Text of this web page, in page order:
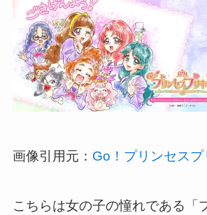
画像引用元： Go！プリンセスプ
こちらは女の子の憧れである「